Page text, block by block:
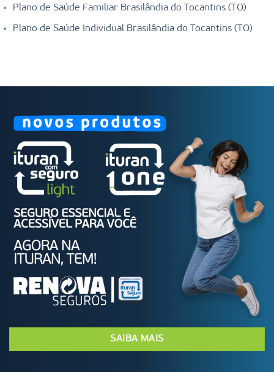
Plano de Saúde Familiar Brasilândia do Tocantins (TO)
Plano de Saúde Individual Brasilândia do Tocantins (TO)
SAIBA MAIS